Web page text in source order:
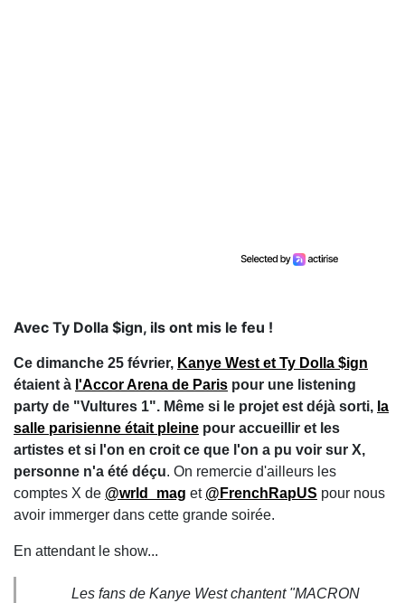
Avec Ty Dolla $ign, ils ont mis le feu !
Ce dimanche 25 février, Kanye West et Ty Dolla $ign
étaient à l'Accor Arena de Paris pour une listening
party de "Vultures 1". Même si le projet est déjà sorti, la
salle parisienne était pleine pour accueillir et les
artistes et si l'on en croit ce que l'on a pu voir sur X,
personne n'a été déçu. On remercie d'ailleurs les
comptes X de @wrld_mag et @FrenchRapUS pour nous
avoir immerger dans cette grande soirée.
En attendant le show...
Les fans de Kanye West chantent "MACRON